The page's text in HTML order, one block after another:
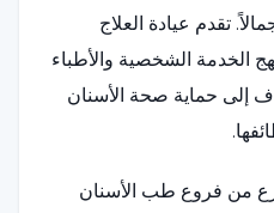
تقدم عيادة العلاج
الخدمة الشخصية والأطباء
إلى حماية صحة الأسنان
من فروع طب الأسنان